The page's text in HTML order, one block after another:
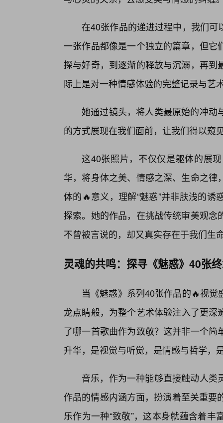
在40张作品的递进过程中，我们
一张作品都像是一个独立的篇章，但
探与好奇，到逐渐的释放与沉溺，再
际上是对一种情感体验的完整记录与艺
她通过镜头，将人类最原始的冲
的方式展现在我们面前，让我们得以窥
这40张照片，不仅仅是躯体的展
华，将身体之美、情感之深、生命之
体的🔥意义，理解“魅惑”并非肤浅的
探索。她的作品，在挑战传统审美观
不曾被言说的，却又真实存在于我们生
灵魂的共鸣：探寻《魅惑》40张
当《魅惑》系列40张作品的🔥视
龙点睛般，为整个艺术体验注入了更
了哪一首歌曲作为致敬？这并非一个
升华，是视觉与听觉，是情感与哲学，
音乐，作为一种能够直接触动人
作品的情感内涵方面，扮演着至关重
乐作为一种“致敬”，这本身就蕴含着